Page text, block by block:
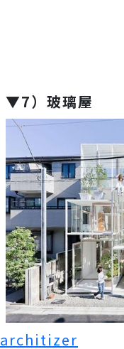
▼7）玻璃屋
architizer